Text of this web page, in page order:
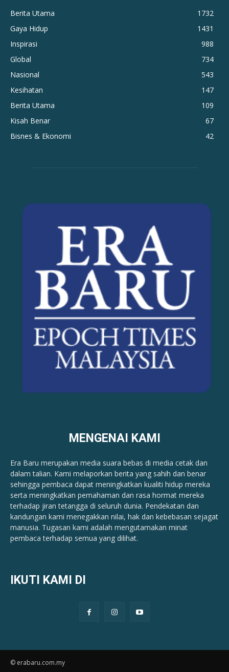
Berita Utama
1732
Gaya Hidup
1431
Inspirasi
988
Global
734
Nasional
543
Kesihatan
147
Berita Utama
109
Kisah Benar
67
Bisnes & Ekonomi
42
MENGENAI KAMI
Era Baru merupakan media suara bebas di media cetak dan
dalam talian. Kami melaporkan berita yang sahih dan benar ​​
sehingga pembaca dapat meningkatkan kualiti hidup mereka
serta meningkatkan pemahaman dan rasa hormat mereka
terhadap jiran tetangga di seluruh dunia. Pendekatan dan
kandungan kami menegakkan nilai, hak dan kebebasan sejagat
manusia. Tugasan kami adalah mengutamakan minat
pembaca terhadap semua yang dilihat.
IKUTI KAMI DI
© erabaru.com.my